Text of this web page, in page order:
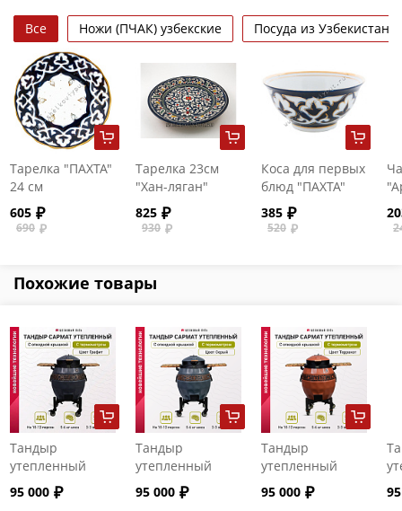
Все Ножи (ПЧАК) узбекские Посуда из Узбекистана
Тарелка "ПАХТА"
24 см
605
690
Тарелка 23см
"Хан-ляган"
825
930
Коса для первых
блюд "ПАХТА"
385
520
Похожие товары
Тандыр
утепленный
"Сармат" с
откидной
95 000
Тандыр
утепленный
"Сармат" с
откидной
95 000
Тандыр
утепленный
"Сармат" с
откидной
95 000